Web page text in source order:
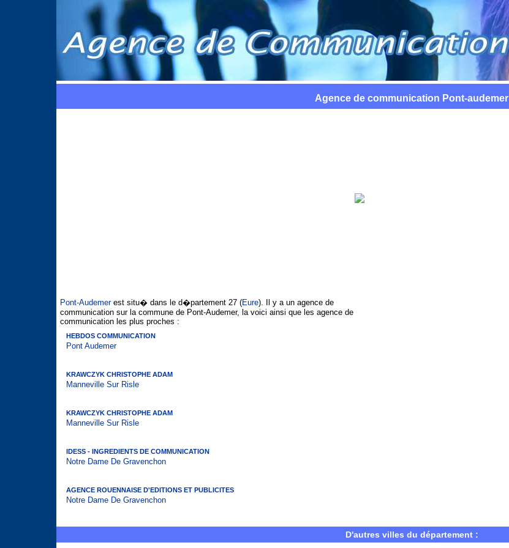
Agence de communication Pont-audemer
Pont-Audemerest situ� dans le d�partement 27 (Eure). Il y a un agence de
communication sur la commune de Pont-Audemer, la voici ainsi que les agence de
communication les plus proches :
HEBDOS COMMUNICATION
Pont Audemer
KRAWCZYK CHRISTOPHE ADAM
Manneville Sur Risle
KRAWCZYK CHRISTOPHE ADAM
Manneville Sur Risle
IDESS - INGREDIENTS DE COMMUNICATION
Notre Dame De Gravenchon
AGENCE ROUENNAISE D'EDITIONS ET PUBLICITES
Notre Dame De Gravenchon
D'autres villes du département :